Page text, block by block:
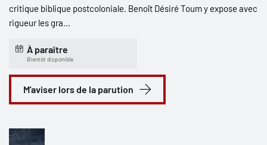
critique biblique postcoloniale. Benoît Désiré Toum y expose avec
rigueur les gra...
À paraître
Bientôt disponible
M'aviser lors de la parution